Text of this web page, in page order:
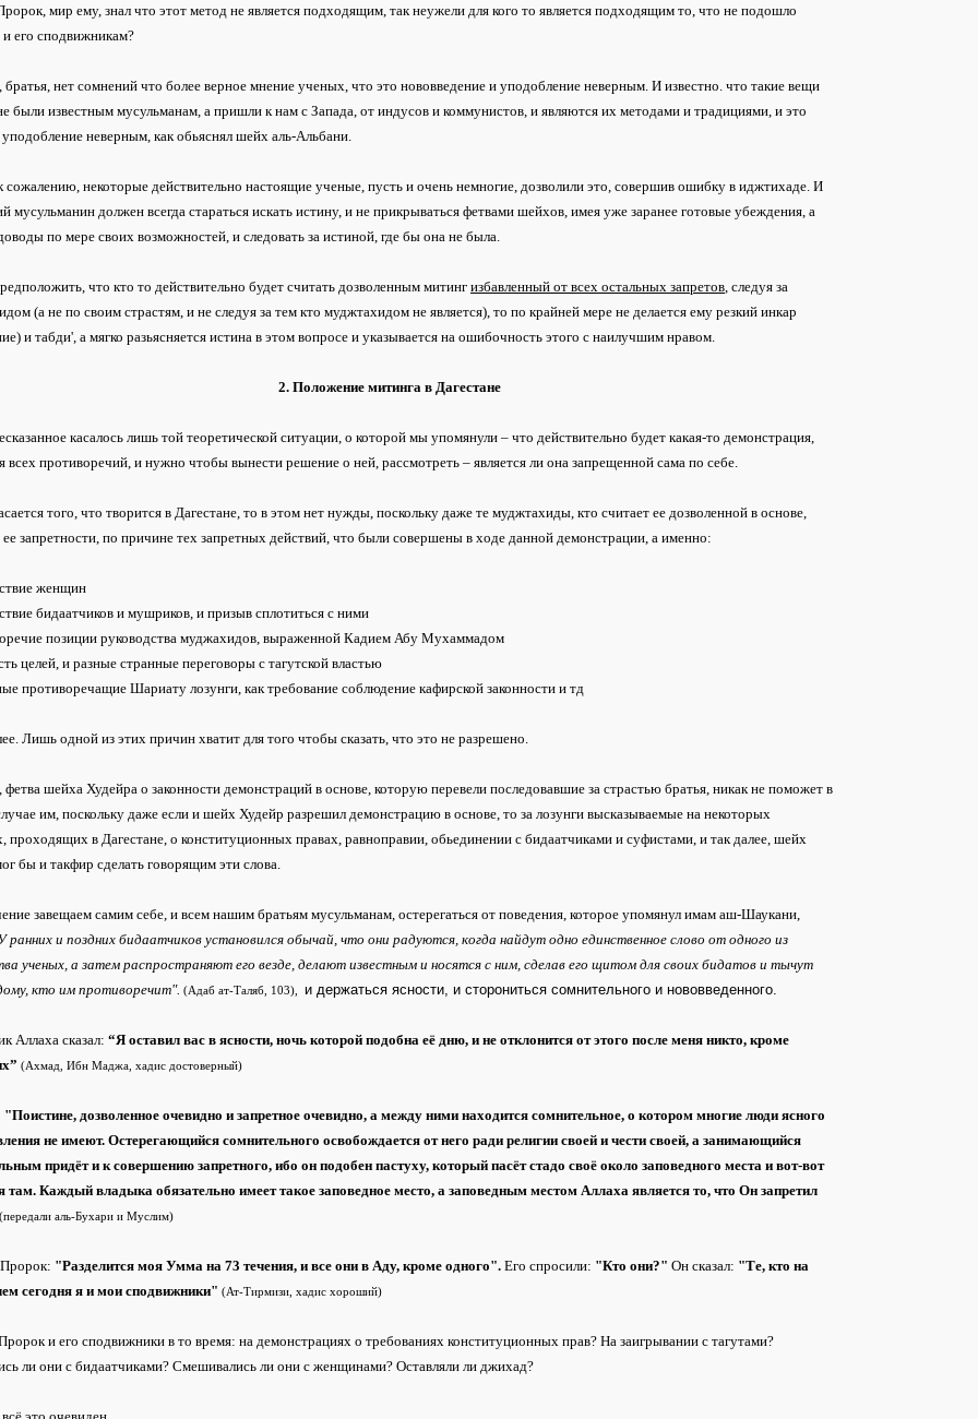
мир ему, знал что этот метод не является подходящим, так неужели для кого то является подходящим то, что не подошло
его сподвижникам?
нет сомнений что более верное мнение ученых, что это нововведение и уподобление неверным. И известно. что такие вещи
были известным мусульманам, а пришли к нам с Запада, от индусов и коммунистов, и являются их методами и традициями, и это
неверным, как обьяснял шейх аль-Альбани.
сожалению, некоторые действительно настоящие ученые, пусть и очень немногие, дозволили это, совершив ошибку в иджтихаде. И
мусульманин должен всегда стараться искать истину, и не прикрываться фетвами шейхов, имея уже заранее готовые убеждения, а
по мере своих возможностей, и следовать за истиной, где бы она не была.
что кто то действительно будет считать дозволенным митингизбавленный от всех остальных запретов , следуя за
(а не по своим страстям, и не следуя за тем кто муджтахидом не является), то по крайней мере не делается ему резкий инкар
и табди', а мягко разьясняется истина в этом вопросе и указывается на ошибочность этого с наилучшим нравом.
2. Положение митинга в Дагестане
касалось лишь той теоретической ситуации, о которой мы упомянули – что действительно будет какая-то демонстрация,
всех противоречий, и нужно чтобы вынести решение о ней, рассмотреть – является ли она запрещенной сама по себе.
того, что творится в Дагестане, то в этом нет нужды, поскольку даже те муджтахиды, кто считает ее дозволенной в основе,
запретности, по причине тех запретных действий, что были совершены в ходе данной демонстрации, а именно:
женщин
бидаатчиков и мушриков, и призыв сплотиться с ними
позиции руководства муджахидов, выраженной Кадием Абу Мухаммадом
целей, и разные странные переговоры с тагутской властью
противоречащие Шариату лозунги, как требование соблюдение кафирской законности и тд
Лишь одной из этих причин хватит для того чтобы сказать, что это не разрешено.
шейха Худейра о законности демонстраций в основе, которую перевели последовавшие за страстью братья, никак не поможет в
им, поскольку даже если и шейх Худейр разрешил демонстрацию в основе, то за лозунги высказываемые на некоторых
проходящих в Дагестане, о конституционных правах, равноправии, обьединении с бидаатчиками и суфистами, и так далее, шейх
бы и такфир сделать говорящим эти слова.
завещаем самим себе, и всем нашим братьям мусульманам, остерегаться от поведения, которое упомянул имам аш-Шаукани,
ранних и поздних бидаатчиков установился обычай, что они радуются, когда найдут одно единственное слово от одного из
ученых, а затем распространяют его везде, делают известным и носятся с ним, сделав его щитом для своих бидатов и тычут
кто им противоречит". (Адаб ат-Таляб, 103), и держаться ясности, и сторониться сомнительного и нововведенного.
Аллаха сказал: “Я оставил вас в ясности, ночь которой подобна её дню, и не отклонится от этого после меня никто, кроме
(Ахмад, Ибн Маджа, хадис достоверный)
"Поистине, дозволенное очевидно и запретное очевидно, а между ними находится сомнительное, о котором многие люди ясного
не имеют. Остерегающийся сомнительного освобождается от него ради религии своей и чести своей, а занимающийся
придёт и к совершению запретного, ибо он подобен пастуху, который пасёт стадо своё около заповедного места и вот-вот
там. Каждый владыка обязательно имеет такое заповедное место, а заповедным местом Аллаха является то, что Он запретил
(передали аль-Бухари и Муслим)
"Разделится моя Умма на 73 течения, и все они в Аду, кроме одного". Его спросили: "Кто они?" Он сказал: "Те, кто на
сегодня я и мои сподвижники" (Ат-Тирмизи, хадис хороший)
и его сподвижники в то время: на демонстрациях о требованиях конституционных прав? На заигрывании с тагутами?
ли они с бидаатчиками? Смешивались ли они с женщинами? Оставляли ли джихад?